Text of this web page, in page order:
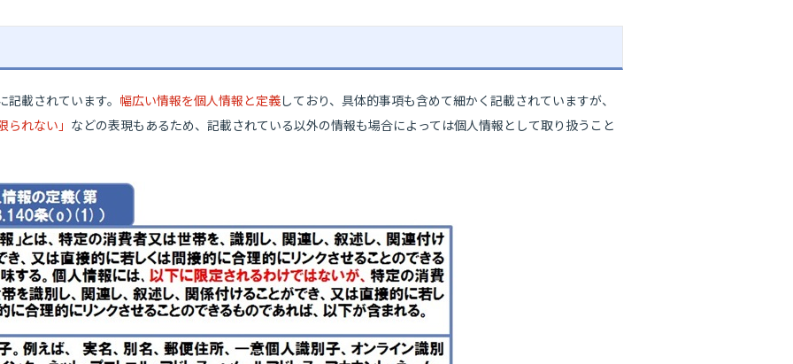
載されています。 幅広い情報を個人情報と定義しており、具体的事項も含めて細かく記載されていますが、
れない」 などの表現もあるため、記載されている以外の情報も場合によっては個人情報として取り扱うこと